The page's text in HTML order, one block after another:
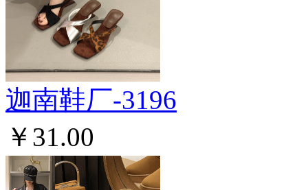
迦南鞋厂-3196
￥31.00